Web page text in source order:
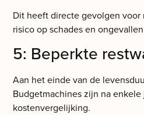
Dit heeft directe gevolgen voor
risico op schades en
5: Beperkte
Aan het einde van de
Budgetmachines zijn na
kostenvergelijking.